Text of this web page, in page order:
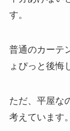
す。
普通のカーテ
ょぴっと後悔
ただ、平屋な
考えています。